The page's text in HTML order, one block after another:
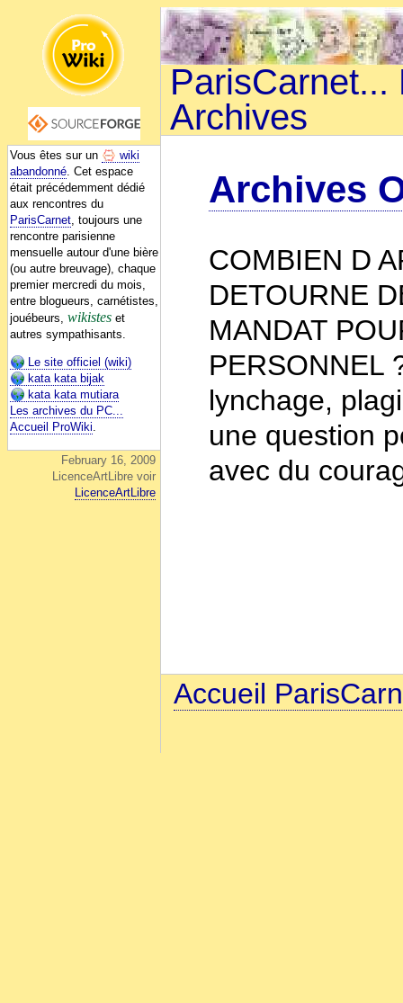
Vous êtes sur un
wiki
abandonné. Cet espace
était précédemment dédié
aux rencontres du
ParisCarnet, toujours une
rencontre parisienne
mensuelle autour d'une bière
(ou autre breuvage), chaque
premier mercredi du mois,
entre blogueurs, carnétistes,
jouébeurs, wikistes et
autres sympathisants.
Le site officiel (wiki)
kata kata bijak
kata kata mutiara
Les archives du PC...
Accueil ProWiki.
February 16, 2009
LicenceArtLibre voir
LicenceArtLibre
ParisCarnet...
Archives
Archives
COMBIEN D
DETOURNE
MANDAT
PERSONNEL
lynchage,
une question
avec du
Accueil